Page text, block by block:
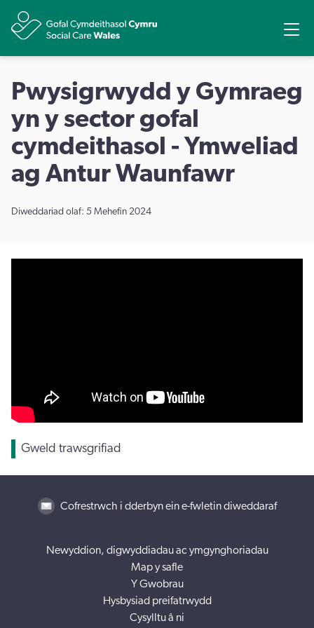
Pwysigrwydd y Gymraeg
yn y sector gofal
cymdeithasol - Ymweliad
ag Antur Waunfawr
Diweddariad olaf: 5 Mehefin 2024
Gweld trawsgrifiad
Cofrestrwch i dderbyn ein e-fwletin diweddaraf
Newyddion, digwyddiadau ac ymgynghoriadau
Map y safle
Y Gwobrau
Hysbysiad preifatrwydd
Cysylltu â ni